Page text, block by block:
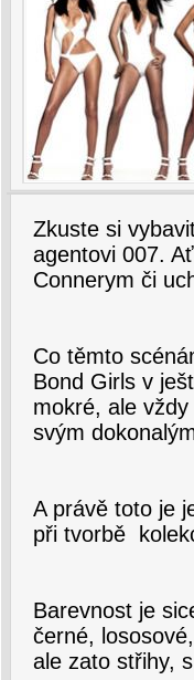
Zkuste si
agentovi 007.
Connerym či
Co těmto
Bond Girls v
mokré, ale
svým
A právě toto je
při tvorbě
Barevnost je
černé,
ale zato střihy,